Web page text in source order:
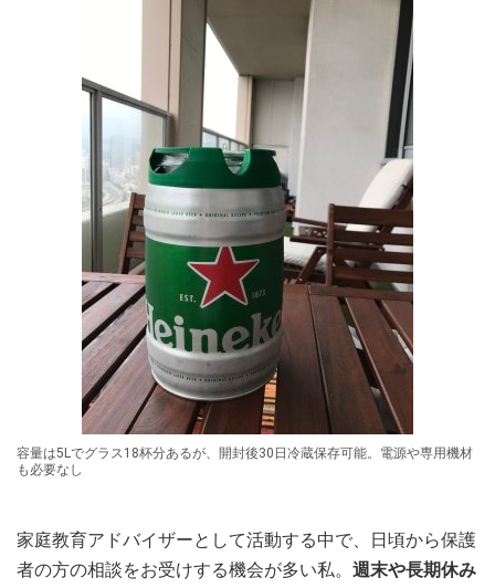
容量は5Lでグラス18杯分あるが、開封後30日冷蔵保存可能。電源や専用機材
も必要なし
家庭教育アドバイザーとして活動する中で、日頃から保護
者の方の相談をお受けする機会が多い私。 週末や長期休み